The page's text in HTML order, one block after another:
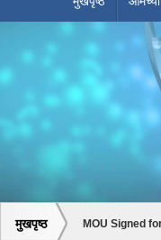
मुखपृष्ठ MOU Signed